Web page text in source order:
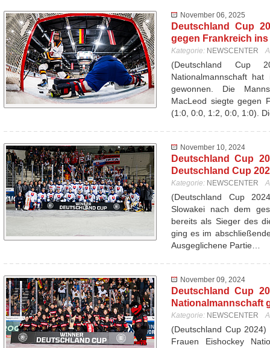
November 06, 2025
Deutschland Cup
gegen Frankreich
Kategorie: NEWSCENTER
(Deutschland Cup
Nationalmannschaft
gewonnen. Die
MacLeod siegte gegen
(1:0, 0:0, 1:2, 0:0, 1:0).
November 10, 2024
Deutschland Cup
Deutschland Cup
Kategorie: NEWSCENTER
(Deutschland Cup
Slowakei nach dem
bereits als Sieger des
ging es im
Ausgeglichene Partie…
November 09, 2024
Deutschland Cup
Nationalmannschaft
Kategorie: NEWSCENTER
(Deutschland Cup
Frauen Eishockey